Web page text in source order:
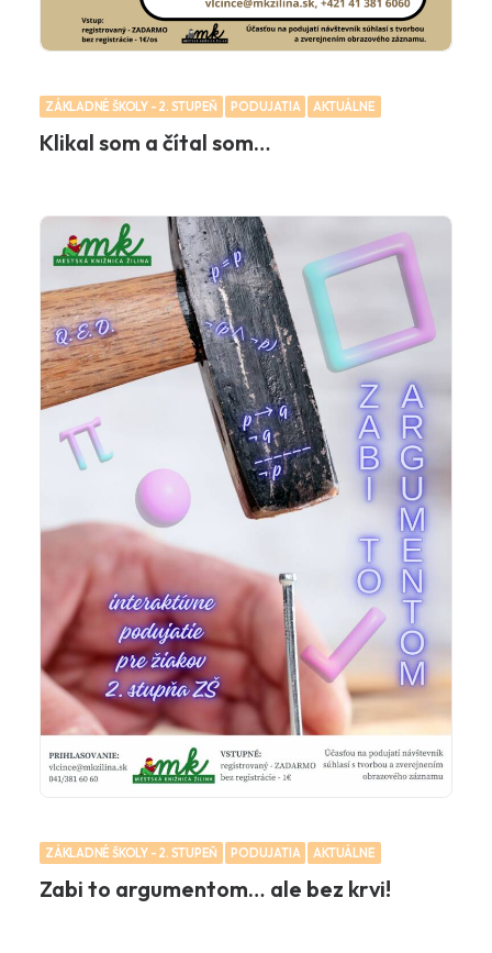
ZÁKLADNÉ ŠKOLY - 2. STUPEŇ PODUJATIA AKTUÁLNE
Klikal som a čítal som…
ZÁKLADNÉ ŠKOLY - 2. STUPEŇ PODUJATIA AKTUÁLNE
Zabi to argumentom… ale bez krvi!